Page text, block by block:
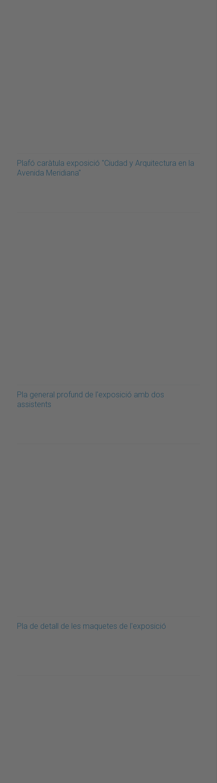
Plafó caràtula exposició "Ciudad y Arquitectura en la
Avenida Meridiana"
Pla general profund de l'exposició amb dos
assistents
Pla de detall de les maquetes de l'exposició